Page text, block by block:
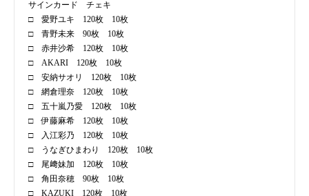
サインカード チェキ
□ 愛野ユキ 120枚 10枚
□ 青野未来 90枚 10枚
□ 赤井沙希 120枚 10枚
□ AKARI 120枚 10枚
□ 安納サオリ 120枚 10枚
□ 網倉理奈 120枚 10枚
□ 五十嵐乃愛 120枚 10枚
□ 伊藤麻希 120枚 10枚
□ 入江彩乃 120枚 10枚
□ うなぎひまわり 120枚 10枚
□ 尾﨑妹加 120枚 10枚
□ 角田奈穂 90枚 10枚
□ KAZUKI 120枚 10枚